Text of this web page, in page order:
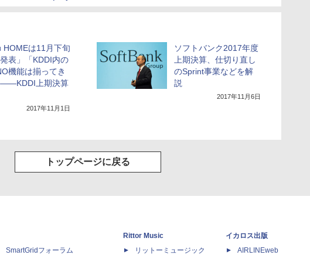
HOMEは11月下旬
表」「KDDI内の
機能は揃ってき
――KDDI上期決算
2017年11月1日
ソフトバンク2017年度
上期決算、仕切り直し
のSprint事業などを解
説
2017年11月6日
トップページに戻る
SmartGridフォーラム
Rittor Music
リットーミュージック
イカロス出版
AIRLINEweb